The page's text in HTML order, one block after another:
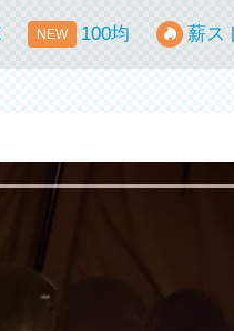
100均 薪ス